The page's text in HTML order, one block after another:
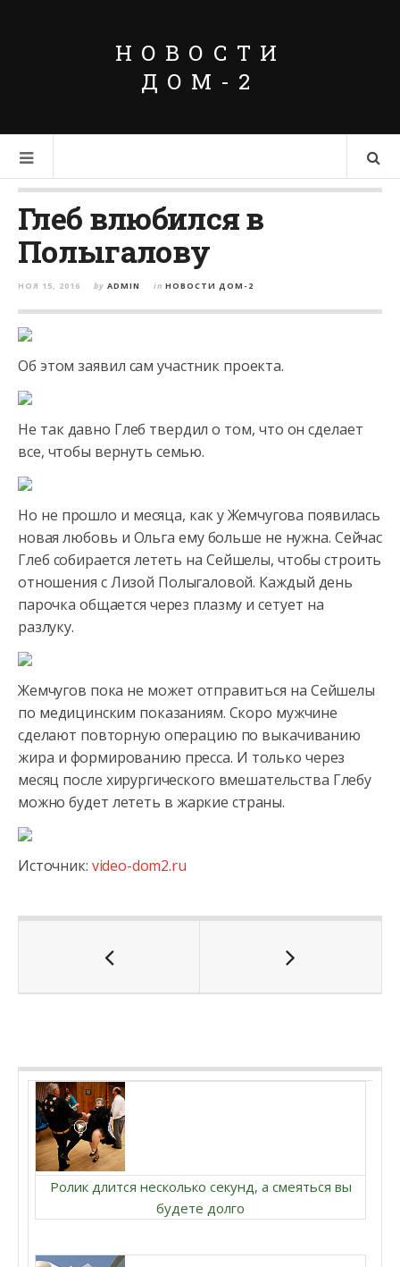
НОВОСТИ
ДОМ-2
Глеб влюбился в
Полыгалову
НОЯ 15, 2016 by ADMIN in НОВОСТИ ДОМ-2
Об этом заявил сам участник проекта.
Не так давно Глеб твердил о том, что он сделает
все, чтобы вернуть семью.
Но не прошло и месяца, как у Жемчугова появилась
новая любовь и Ольга ему больше не нужна. Сейчас
Глеб собирается лететь на Сейшелы, чтобы строить
отношения с Лизой Полыгаловой. Каждый день
парочка общается через плазму и сетует на
разлуку.
Жемчугов пока не может отправиться на Сейшелы
по медицинским показаниям. Скоро мужчине
сделают повторную операцию по выкачиванию
жира и формированию пресса. И только через
месяц после хирургического вмешательства Глебу
можно будет лететь в жаркие страны.
Источник: video-dom2.ru
Ролик длится несколько секунд, а смеяться вы
будете долго